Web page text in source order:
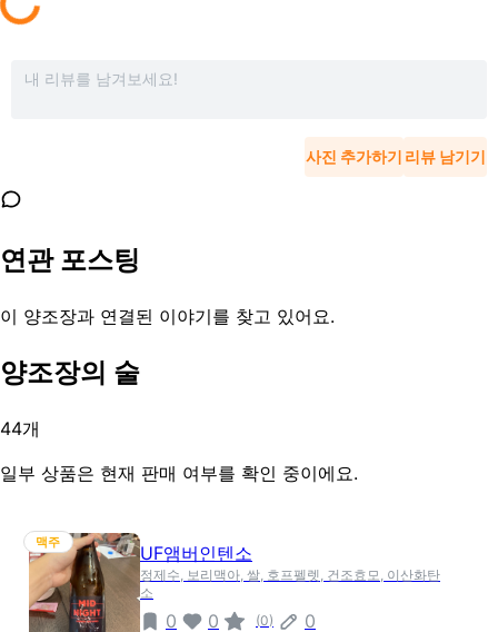
사진 추가하기 리뷰 남기기
연관 포스팅
이 양조장과 연결된 이야기를 찾고 있어요.
양조장의 술
44개
일부 상품은 현재 판매 여부를 확인 중이에요.
맥주
UF앰버인텐소
정제수, 보리맥아, 쌀, 호프펠렛, 건조효모, 이산화탄
소
0 0 (0) 0